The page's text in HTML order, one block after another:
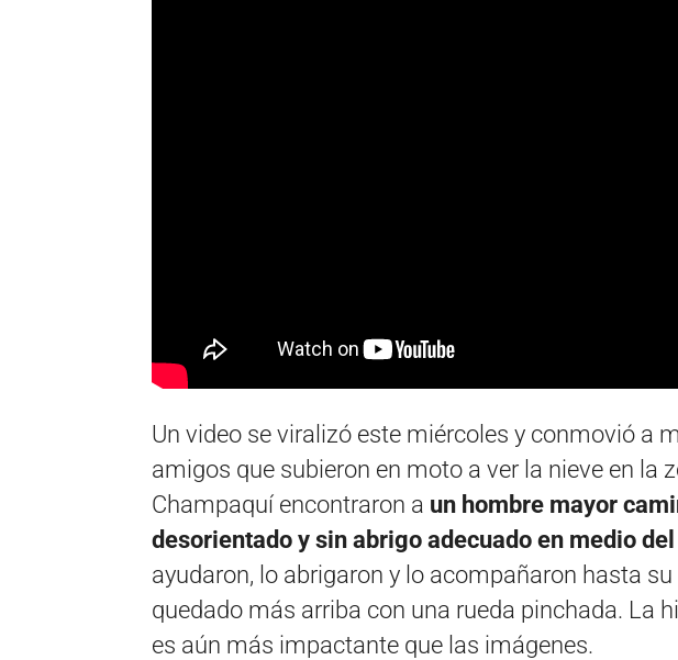
Un video se viralizó este miércoles y conmovió a
amigos que subieron en moto a ver la nieve en la
Champaquí encontraron a un hombre mayor
desorientado y sin abrigo adecuado en medio
ayudaron, lo abrigaron y lo acompañaron hasta
quedado más arriba con una rueda pinchada. La
es aún más impactante que las imágenes.